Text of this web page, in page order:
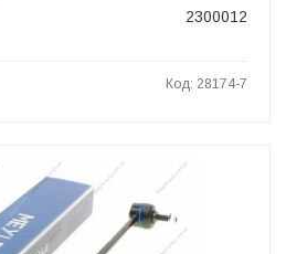
2300012
Код: 28174-7